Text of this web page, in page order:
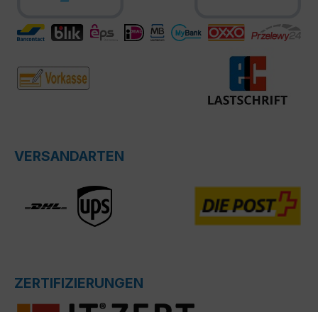
VERSANDARTEN
ZERTIFIZIERUNGEN